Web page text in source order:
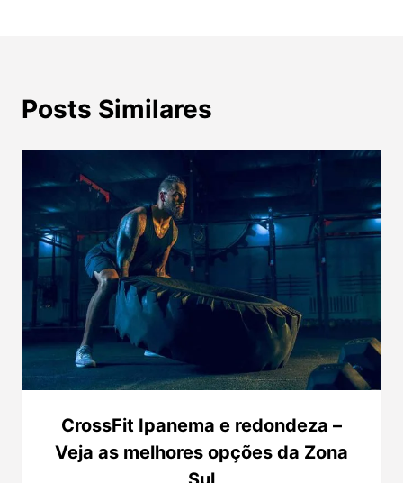
Posts Similares
CrossFit Ipanema e redondeza –
Veja as melhores opções da Zona